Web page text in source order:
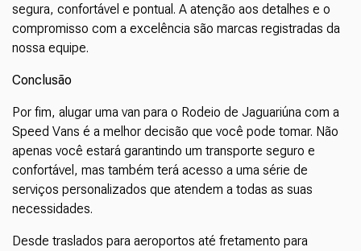
segura, confortável e pontual. A atenção aos detalhes e o
compromisso com a excelência são marcas registradas da
nossa equipe.
Conclusão
Por fim, alugar uma van para o Rodeio de Jaguariúna com a
Speed Vans é a melhor decisão que você pode tomar. Não
apenas você estará garantindo um transporte seguro e
confortável, mas também terá acesso a uma série de
serviços personalizados que atendem a todas as suas
necessidades.
Desde traslados para aeroportos até fretamento para